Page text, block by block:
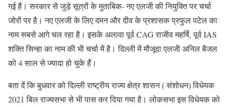
गई है। सरकार से जुड़े सूत्रों के मुताबिक- नए एलजी की नियुक्ति पर चर्चा
जोरों पर है। नए एलजी के लिए दमन और दीव के प्रशासक प्रफुल पटेल का
नाम सबसे आगे चल रहा है। इसके अलावा पूर्व CAG राजीव महर्षि, पूर्व IAS
शक्ति सिन्हा का नाम की भी चर्चा में है। दिल्ली में मौजूदा एलजी अनिल बैजल
को 4 साल से ज्यादा हो चुके हैं।
बता दें कि बुधवार को दिल्ली राष्ट्रीय राज्य क्षेत्र शासन ( संशोधन) विधेयक
2021 बिल राज्यसभा से भी पास कर दिया गया है। लोकसभा इस विधेयक को